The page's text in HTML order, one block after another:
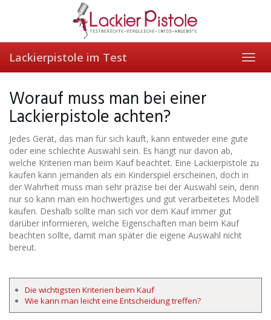
content
Lackierpistole im Test
Worauf muss man bei einer
Lackierpistole achten?
Jedes Gerät, das man für sich kauft, kann entweder eine gute
oder eine schlechte Auswahl sein. Es hängt nur davon ab,
welche Kriterien man beim Kauf beachtet. Eine Lackierpistole zu
kaufen kann jemanden als ein Kinderspiel erscheinen, doch in
der Wahrheit muss man sehr präzise bei der Auswahl sein, denn
nur so kann man ein hochwertiges und gut verarbeitetes Modell
kaufen. Deshalb sollte man sich vor dem Kauf immer gut
darüber informieren, welche Eigenschaften man beim Kauf
beachten sollte, damit man später die eigene Auswahl nicht
bereut.
Die wichtigsten Kriterien beim Kauf
Wie kann man leicht eine Entscheidung treffen?